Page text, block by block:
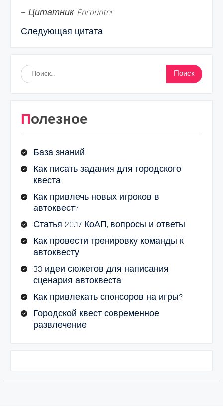
— Цитатник Encounter
Следующая цитата
Найти:
Полезное
База знаний
Как писать задания для городского
квеста
Как привлечь новых игроков в
автоквест?
Статья 20.17 КоАП, вопросы и ответы
Как провести тренировку команды к
автоквесту
33 идеи сюжетов для написания
сценария автоквеста
Как привлекать спонсоров на игры?
Городской квест современное
развлечение